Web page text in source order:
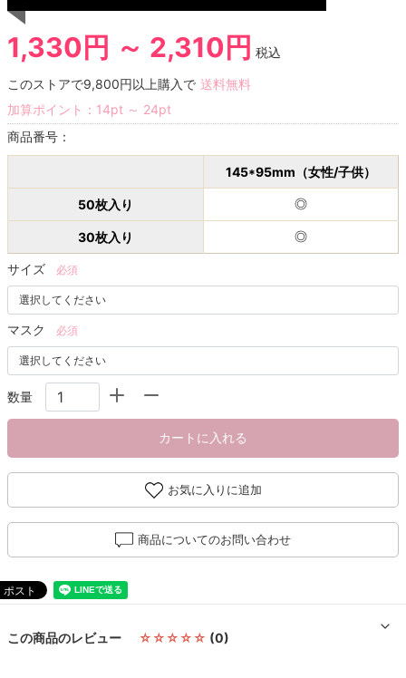
1,330円 ～ 2,310円 税込
このストアで9,800円以上購入で 送料無料
加算ポイント： 14pt ～ 24pt
商品番号：
145*95mm（女性/子供）
50枚入り ◎
30枚入り ◎
サイズ 必須
マスク 必須
数量
カートに入れる
お気に入りに追加
商品についてのお問い合わせ
この商品のレビュー ☆☆☆☆☆ (0)